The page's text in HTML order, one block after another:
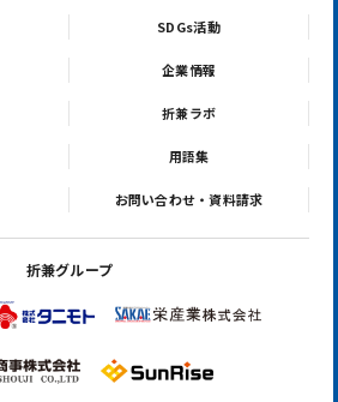
SDGs活動
企業情報
折兼ラボ
用語集
お問い合わせ・資料請求
折兼グループ